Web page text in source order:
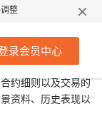
整
展
录会员中心
约细则以及交易的
资料、历史表现以